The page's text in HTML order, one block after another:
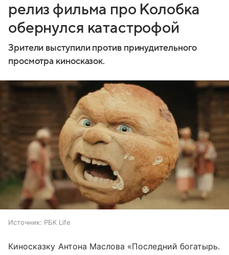
релиз фильма про Колобка
обернулся катастрофой
Зрители выступили против принудительного
просмотра киносказок.
Источник: РБК Life
Киносказку Антона Маслова «Последний богатырь.